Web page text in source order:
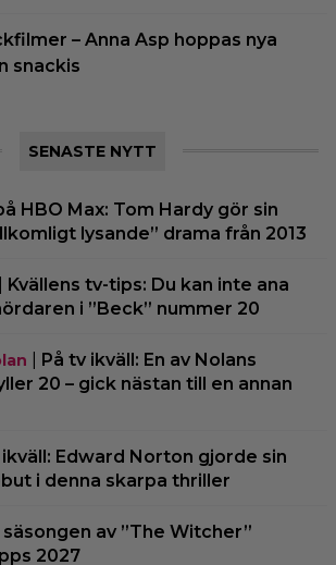
– Anna Asp hoppas nya
snackis
SENASTE NYTT
HBO Max: Tom Hardy gör sin
lysande” drama från 2013
Kvällens tv-tips: Du kan inte ana
i ”Beck” nummer 20
På tv ikväll: En av Nolans
20 – gick nästan till en annan
ikväll: Edward Norton gjorde sin
i denna skarpa thriller
säsongen av ”The Witcher”
2027